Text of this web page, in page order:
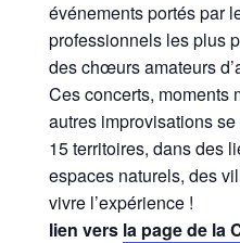
événements portés par
professionnels les plus
des chœurs amateurs
Ces concerts, moments
autres improvisations
15 territoires, dans des
espaces naturels, des
vivre l’expérience !
lien vers la page de la